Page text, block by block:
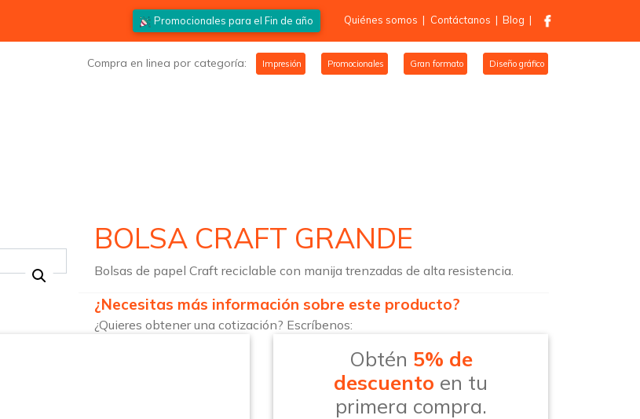
Promocionales para el Fin de año Quiénes somos | Contáctanos | Blog |
Compra en linea por categoría: Impresión Promocionales Gran formato Diseño gráfico
BOLSA CRAFT GRANDE
Bolsas de papel Craft reciclable con manija trenzadas de alta resistencia.
¿Necesitas más información sobre este producto?
¿Quieres obtener una cotización? Escríbenos:
Obtén 5% de
descuento en tu
primera compra.